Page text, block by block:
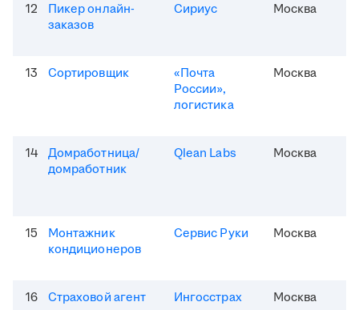
12
Пикер онлайн-
заказов
Сириус Москва
13 Сортировщик
«Почта
России»,
логистика
Москва
14
Домработница/
домработник
Qlean Labs Москва
15
Монтажник
кондиционеров
Сервис Руки Москва
16 Страховой агент Ингосстрах Москва